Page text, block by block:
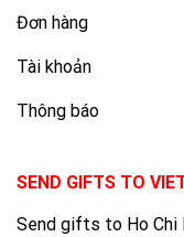
Đơn hàng
Tài khoản
Thông báo
SEND GIFTS TO
Send gifts to Ho Chi